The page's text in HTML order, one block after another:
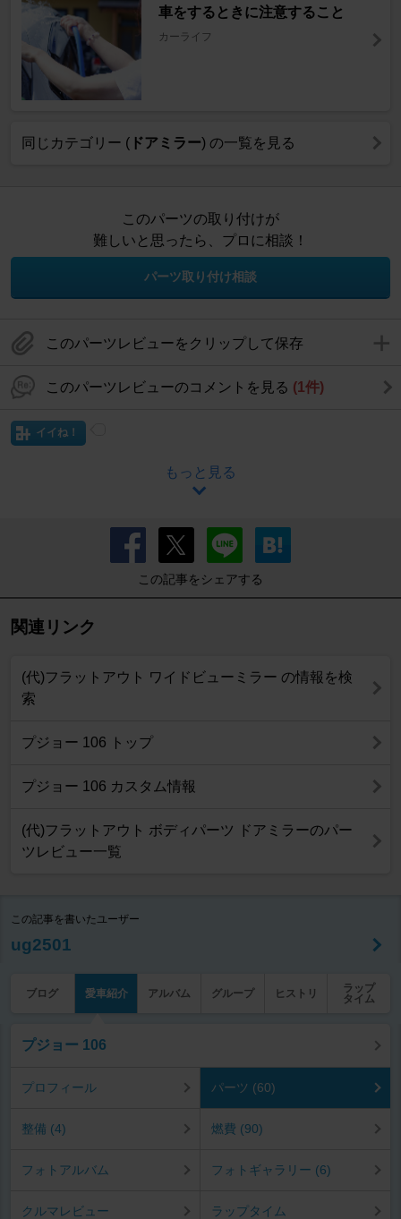
車をするときに注意すること
カーライフ
同じカテゴリー ( ドアミラー) の一覧を見る
このパーツの取り付けが
難しいと思ったら、プロに相談！
パーツ取り付け相談
このパーツレビューをクリップして保存
このパーツレビューのコメントを見る (1件)
イイね！
もっと見る
この記事をシェアする
関連リンク
(代)フラットアウト ワイドビューミラー の情報を検
索
プジョー 106 トップ
プジョー 106 カスタム情報
(代)フラットアウト ボディパーツ ドアミラーのパー
ツレビュー一覧
この記事を書いたユーザー
ug2501
ブログ 愛車紹介 アルバム グループ ヒストリ
ラップ
タイム
プジョー 106
プロフィール パーツ (60)
整備 (4) 燃費 (90)
フォトアルバム フォトギャラリー (6)
クルマレビュー ラップタイム